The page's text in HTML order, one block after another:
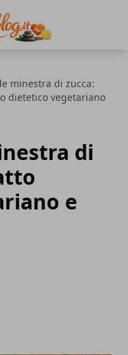
minestra di zucca:
dietetico vegetariano
di
e